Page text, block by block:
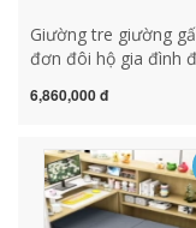
Giường tre giường
đơn đôi hộ gia đình
ngủ trưa cho thuê
ván giường
6,860,000 đ